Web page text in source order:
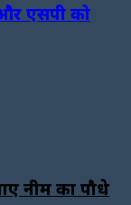
एसपी को
नीम का पौधे